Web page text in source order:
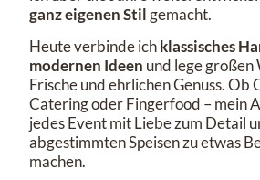
ganz eigenen Stil gemacht.
Heute verbinde ichklassisches
modernen Ideen und lege
Frische und ehrlichen Genuss. Ob
Catering oder Fingerfood – mein
jedes Event mit Liebe zum Detail
abgestimmten Speisen zu etwas
machen.